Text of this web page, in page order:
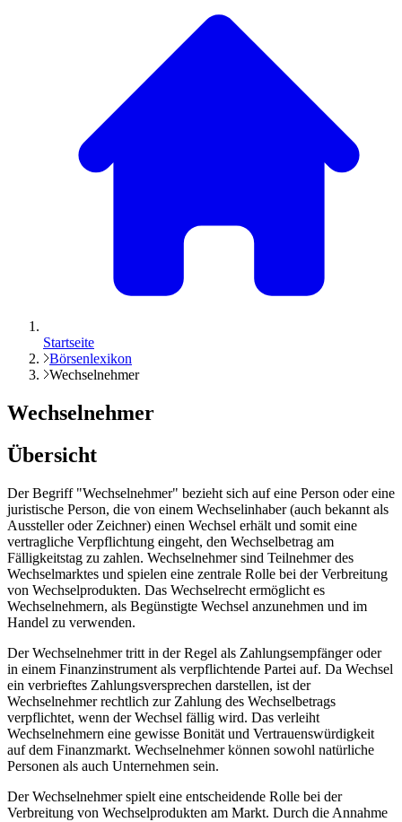
Startseite
Börsenlexikon
Wechselnehmer
Wechselnehmer
Übersicht
Der Begriff "Wechselnehmer" bezieht sich auf eine Person oder eine
juristische Person, die von einem Wechselinhaber (auch bekannt als
Aussteller oder Zeichner) einen Wechsel erhält und somit eine
vertragliche Verpflichtung eingeht, den Wechselbetrag am
Fälligkeitstag zu zahlen. Wechselnehmer sind Teilnehmer des
Wechselmarktes und spielen eine zentrale Rolle bei der Verbreitung
von Wechselprodukten. Das Wechselrecht ermöglicht es
Wechselnehmern, als Begünstigte Wechsel anzunehmen und im
Handel zu verwenden.
Der Wechselnehmer tritt in der Regel als Zahlungsempfänger oder
in einem Finanzinstrument als verpflichtende Partei auf. Da Wechsel
ein verbrieftes Zahlungsversprechen darstellen, ist der
Wechselnehmer rechtlich zur Zahlung des Wechselbetrags
verpflichtet, wenn der Wechsel fällig wird. Das verleiht
Wechselnehmern eine gewisse Bonität und Vertrauenswürdigkeit
auf dem Finanzmarkt. Wechselnehmer können sowohl natürliche
Personen als auch Unternehmen sein.
Der Wechselnehmer spielt eine entscheidende Rolle bei der
Verbreitung von Wechselprodukten am Markt. Durch die Annahme